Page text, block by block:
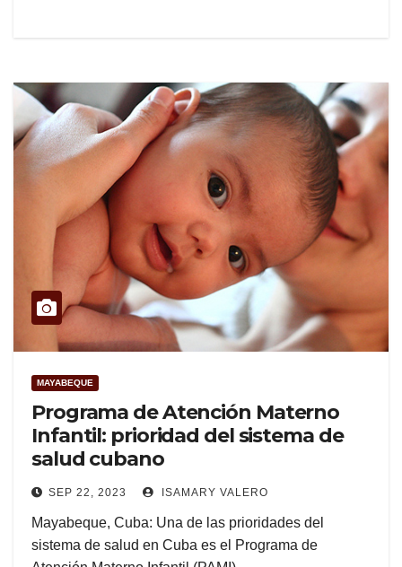
MAYABEQUE
Programa de Atención Materno
Infantil: prioridad del sistema de
salud cubano
SEP 22, 2023 ISAMARY VALERO
Mayabeque, Cuba: Una de las prioridades del
sistema de salud en Cuba es el Programa de